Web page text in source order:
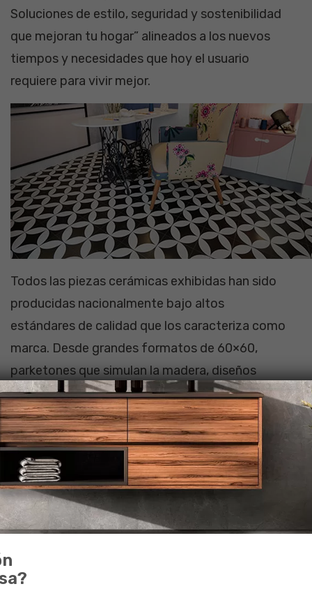
Soluciones de estilo, seguridad y sostenibilidad
que mejoran tu hogar” alineados a los nuevos
tiempos y necesidades que hoy el usuario
requiere para vivir mejor.
Todos las piezas cerámicas exhibidas han sido
producidas nacionalmente bajo altos
estándares de calidad que los caracteriza como
marca. Desde grandes formatos de 60×60,
parketones que simulan la madera, diseños
hidráulicos en colores vibrantes y cerámicas
personalizadas han permitido a los
profesionales lograr ambientes versátiles con
nuevas formas de diseño que hoy son
reconocidos por los visitantes.
De esta manera,participamos en 11 ambientes
junto a 15 profesionales, entre arquitectos,
ingenieros, decoradores y paisajistas
“Hemos diseñado productos especializados